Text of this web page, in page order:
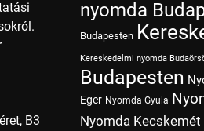
B3
nyomda
Budapesten
Kereskedelmi nyomda
Budapesten
Eger Nyomda Gyula
Nyomda Kecskemét